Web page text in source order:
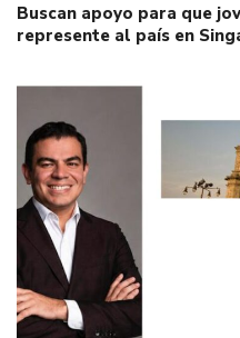
Buscan apoyo para que
represente al país en